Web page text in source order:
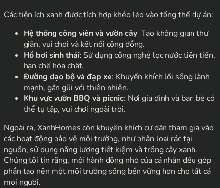
Các tiện ích xanh được tích hợp khéo léo vào tổng thể dự án:
Hệ thống công viên và vườn cây: Tạo không gian thư
giãn, vui chơi và kết nối cộng đồng.
Hồ bơi sinh thái: Sử dụng công nghệ lọc nước tiên tiến,
hạn chế hóa chất.
Đường dạo bộ và đạp xe: Khuyến khích lối sống lành
mạnh, gần gũi với thiên nhiên.
Khu vực vườn BBQ và picnic: Nơi gia đình và bạn bè có
thể tụ tập, vui chơi ngoài trời.
Ngoài ra, XanhHomes còn khuyến khích cư dân tham gia vào
các hoạt động bảo vệ môi trường, như phân loại rác tại
nguồn, sử dụng năng lượng tiết kiệm và trồng cây xanh.
Chúng tôi tin rằng, mỗi hành động nhỏ của cá nhân đều góp
phần tạo nên một môi trường sống bền vững hơn cho tất cả
mọi người.